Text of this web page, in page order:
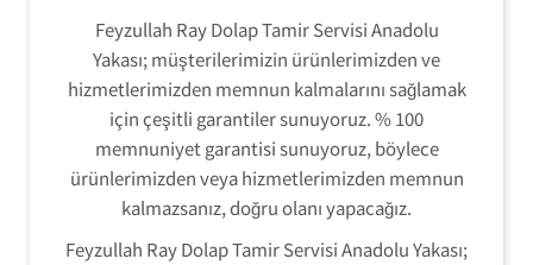
Feyzullah Ray Dolap Tamir Servisi Anadolu
Yakası; müşterilerimizin ürünlerimizden ve
hizmetlerimizden memnun kalmalarını sağlamak
için çeşitli garantiler sunuyoruz. % 100
memnuniyet garantisi sunuyoruz, böylece
ürünlerimizden veya hizmetlerimizden memnun
kalmazsanız, doğru olanı yapacağız.
Feyzullah Ray Dolap Tamir Servisi Anadolu Yakası;